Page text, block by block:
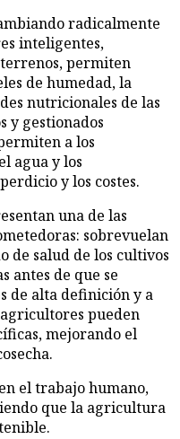
radicalmente
inteligentes,
permiten
de humedad, la
nutricionales de las
y gestionados
a los
agua y los
y los costes.
una de las
sobrevuelan
de salud de los cultivos
antes de que se
de alta definición y a
pueden
mejorando el
el trabajo humano,
que la agricultura